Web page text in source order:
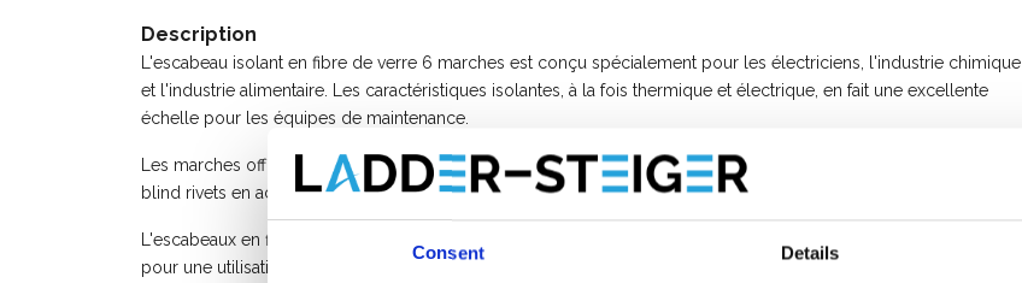
Consent Details
Description
L'escabeau isolant en fibre de verre 6 marches est conçu spécialement pour les électriciens, l'industrie chimique
et l'industrie alimentaire. Les caractéristiques isolantes, à la fois thermique et électrique, en fait une excellente
échelle pour les équipes de maintenance.
Les marches offrent un grand confort d’utilisation. Ils sont mécaniquement jointe aux styles et sécurisés avec
blind rivets en acier inoxydable, si cette stabilité inégalée d’escabeaux.
L'escabeaux en fibre sont pourvu d’un garde-corps avec porte-outils pour garantir le petit matériel et
pour une utilisation à 30 000 volts. Qualité supérieure d'isolation électrique: 13,5 kV/cm.